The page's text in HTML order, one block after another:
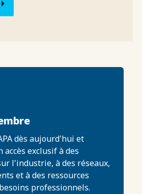
dès aujourd'hui et
accès exclusif à des
l'industrie, à des réseaux,
et à des ressources
professionnels.